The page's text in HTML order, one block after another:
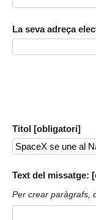
La seva adreça
Titol [obligatori]
Text del missatge:
Per crear paràgrafs,